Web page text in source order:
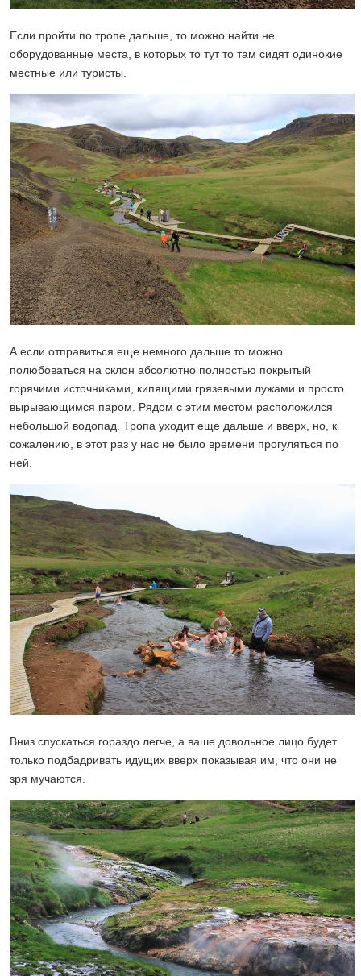
Если пройти по тропе дальше, то можно найти не
оборудованные места, в которых то тут то там сидят одинокие
местные или туристы.
А если отправиться еще немного дальше то можно
полюбоваться на склон абсолютно полностью покрытый
горячими источниками, кипящими грязевыми лужами и просто
вырывающимся паром. Рядом с этим местом расположился
небольшой водопад. Тропа уходит еще дальше и вверх, но, к
сожалению, в этот раз у нас не было времени прогуляться по
ней.
Вниз спускаться гораздо легче, а ваше довольное лицо будет
только подбадривать идущих вверх показывая им, что они не
зря мучаются.